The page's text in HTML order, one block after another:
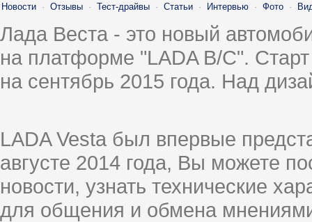
Новости · Отзывы · Тест-драйвы · Статьи · Интервью · Фото ·
Лада Веста - это новый
на платформе "LADA B/C".
на сентябрь 2015 года. Над
LADA Vesta был впервые
августе 2014 года, Вы можете
новости, узнать технические
для общения и обмена